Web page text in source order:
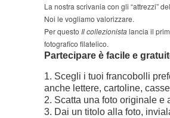
La nostra scrivania con gli “attrezzi”
Noi le vogliamo valorizzare.
Per questo Il collezionistalancia il
fotografico filatelico.
Partecipare è facile e
1. Scegli i tuoi francobolli
anche lettere, cartoline,
2. Scatta una foto originale e
3. Dai un titolo alla foto,